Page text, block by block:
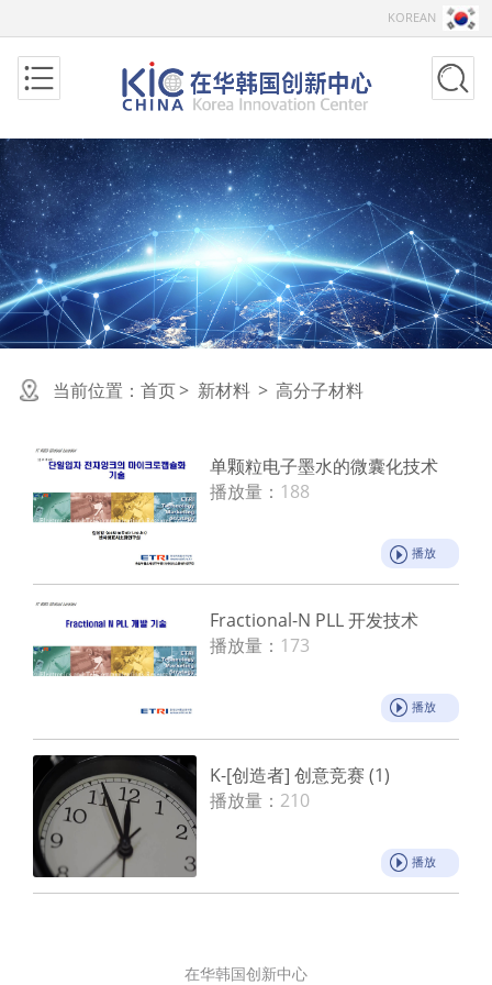
KOREAN
当前位置： 首页> 新材料 > 高分子材料
单颗粒电子墨水的微囊化技术
播放量： 188
播放
Fractional-N PLL 开发技术
播放量： 173
播放
K-[创造者] 创意竞赛 (1)
播放量： 210
播放
在华韩国创新中心